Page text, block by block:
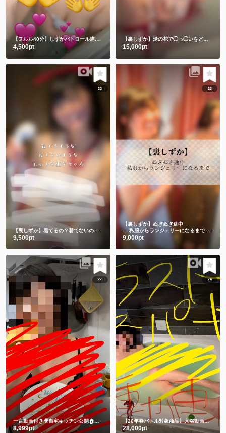
【ヌルル40分】しずかパトロール隊集合🚨
4,500pt 15,000pt
22
【裏しずか】着てるの？着てないの？エッチな巫女ちゃん
9,500pt
22
【裏しずか】ぬぎぬぎ途中
― 私服からランジェリーになるまで ―🫣💕
9,000pt
22
8,999pt
24
【26年春バトル対象商品】入浴動画㊙️チャイナドレスでLUSHバスボム💕生ぬぎ🫣
28,000pt